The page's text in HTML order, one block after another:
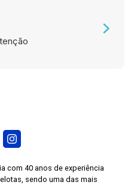
com 40 anos de experiência
sendo uma das mais